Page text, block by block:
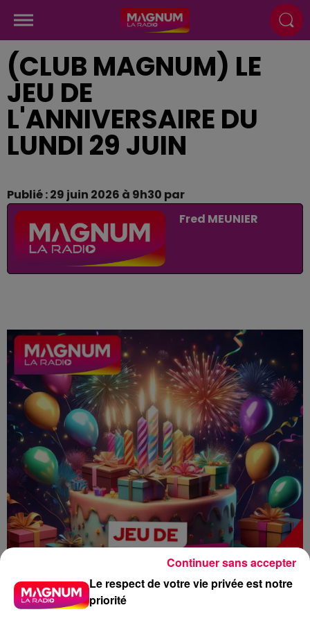
(CLUB MAGNUM) LE
JEU DE
L'ANNIVERSAIRE DU
LUNDI 29 JUIN
Publié : 29 juin 2026 à 9h30 par
Fred MEUNIER
Le respect de votre vie privée est notre
priorité
Continuer sans accepter